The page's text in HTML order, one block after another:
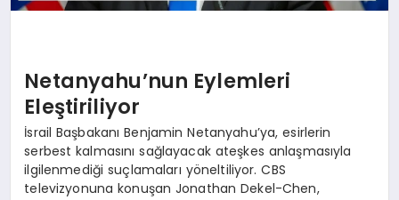
Netanyahu’nun Eylemleri
Eleştiriliyor
İsrail Başbakanı Benjamin Netanyahu’ya, esirlerin
serbest kalmasını sağlayacak ateşkes anlaşmasıyla
ilgilenmediği suçlamaları yöneltiliyor. CBS
televizyonuna konuşan Jonathan Dekel-Chen,